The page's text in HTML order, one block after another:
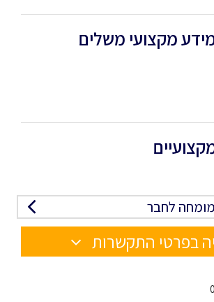
מקצועי משלים
לחבר
בפרטי התקשרות